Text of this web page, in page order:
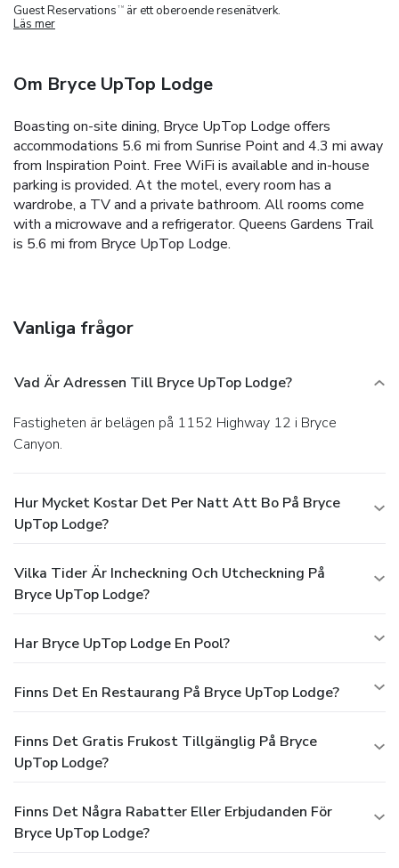
Guest Reservations TM
är ett oberoende resenätverk.
Läs mer
Om Bryce UpTop Lodge
Boasting on-site dining, Bryce UpTop Lodge offers
accommodations 5.6 mi from Sunrise Point and 4.3 mi away
from Inspiration Point. Free WiFi is available and in-house
parking is provided. At the motel, every room has a
wardrobe, a TV and a private bathroom. All rooms come
with a microwave and a refrigerator. Queens Gardens Trail
is 5.6 mi from Bryce UpTop Lodge.
Vanliga frågor
Vad Är Adressen Till Bryce UpTop Lodge?
Fastigheten är belägen på 1152 Highway 12 i Bryce
Canyon.
Hur Mycket Kostar Det Per Natt Att Bo På Bryce
UpTop Lodge?
Vilka Tider Är Incheckning Och Utcheckning På
Bryce UpTop Lodge?
Har Bryce UpTop Lodge En Pool?
Finns Det En Restaurang På Bryce UpTop Lodge?
Finns Det Gratis Frukost Tillgänglig På Bryce
UpTop Lodge?
Finns Det Några Rabatter Eller Erbjudanden För
Bryce UpTop Lodge?